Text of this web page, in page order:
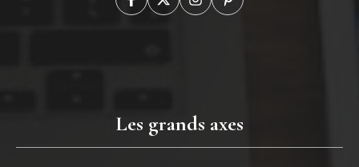
Les grands axes